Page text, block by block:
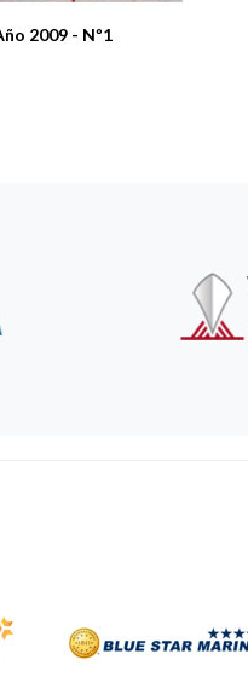
2009 - Nº1